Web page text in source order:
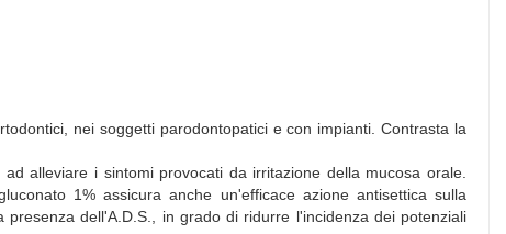
nei soggetti parodontopatici e con impianti. Contrasta la
alleviare i sintomi provocati da irritazione della mucosa orale.
1% assicura anche un'efficace azione antisettica sulla
dell'A.D.S., in grado di ridurre l'incidenza dei potenziali